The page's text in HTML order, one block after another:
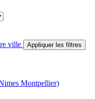
ville Appliquer les filtres
Montpellier)